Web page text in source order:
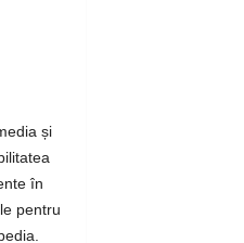
și
în
pentru